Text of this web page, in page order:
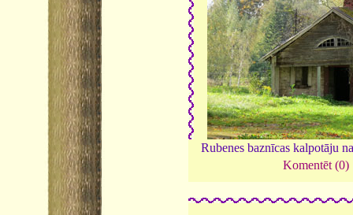
Rubenes baznīcas kalpotāju
Komentēt (0)